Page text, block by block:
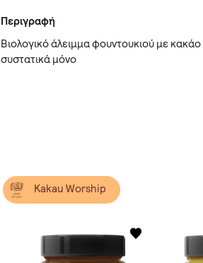
Περιγραφή
Βιολογικό άλειμμα φουντουκιού με κακάο
συστατικά μόνο
Kakau Worship